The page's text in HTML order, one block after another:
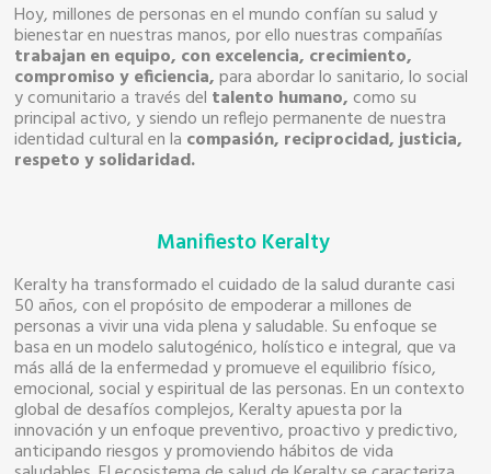
Hoy, millones de personas en el mundo confían su salud y
bienestar en nuestras manos, por ello nuestras compañías
trabajan en equipo, con excelencia, crecimiento,
compromiso y eficiencia,para abordar lo sanitario, lo social
y comunitario a través del talento humano,como su
principal activo, y siendo un reflejo permanente de nuestra
identidad cultural en la compasión, reciprocidad, justicia,
respeto y solidaridad.
Manifiesto Keralty
Keralty ha transformado el cuidado de la salud durante casi
50 años, con el propósito de empoderar a millones de
personas a vivir una vida plena y saludable. Su enfoque se
basa en un modelo salutogénico, holístico e integral, que va
más allá de la enfermedad y promueve el equilibrio físico,
emocional, social y espiritual de las personas. En un contexto
global de desafíos complejos, Keralty apuesta por la
innovación y un enfoque preventivo, proactivo y predictivo,
anticipando riesgos y promoviendo hábitos de vida